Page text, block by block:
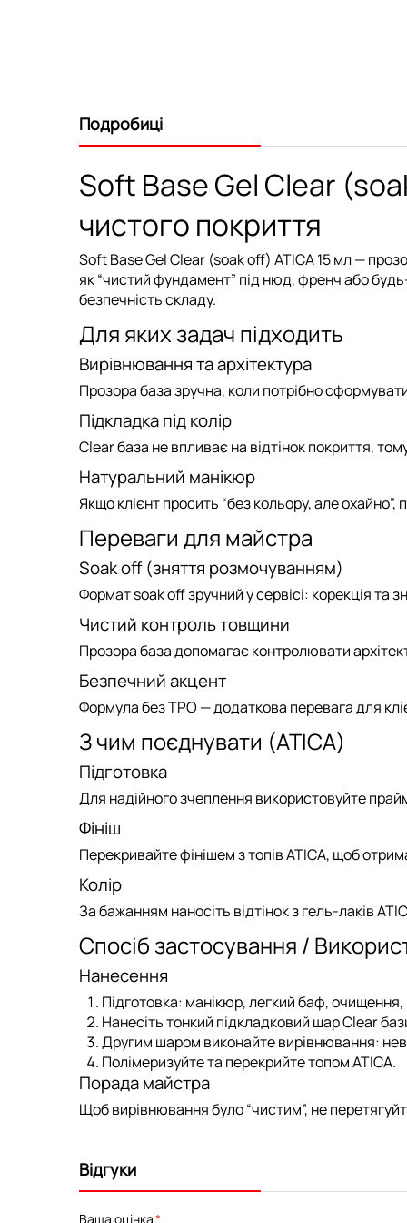
Подробиці
Soft Base Gel Clear
чистого покриття
Soft Base Gel Clear (soak off) ATICA 15 мл—
як “чистий фундамент” під нюд, френч або
безпечність складу.
Для яких задач підходить
Вирівнювання та архітектура
Прозора база зручна, коли потрібно
Підкладка під колір
Clear база не впливає на відтінок покриття,
Натуральний манікюр
Якщо клієнт просить “без кольору, але
Переваги для майстра
Soak off (зняття розмочуванням)
Форматsoak offзручний у сервісі: корекція
Чистий контроль товщини
Прозора база допомагає контролювати
Безпечний акцент
Формулабез TPO — додаткова перевага для
З чим поєднувати (ATICA)
Підготовка
Для надійного зчеплення використовуйте
Фініш
Перекривайте фінішем зтопів ATICA, щоб
Колір
За бажанням наносіть відтінок згель-лаків
Спосіб застосування /
Нанесення
Підготовка: манікюр, легкий баф,
Нанесіть тонкий підкладковий шар Clear
Другим шаром виконайте вирівнювання:
Полімеризуйте та перекрийтетопом ATICA.
Порада майстра
Щоб вирівнювання було “чистим”, не
Відгуки
Ваша оцінка